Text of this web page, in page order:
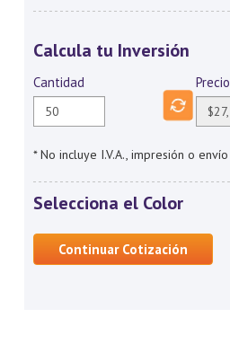
Calcula tu Inversión
Cantidad Precio
* No incluye I.V.A., impresión o envío
Selecciona el Color
Continuar Cotización